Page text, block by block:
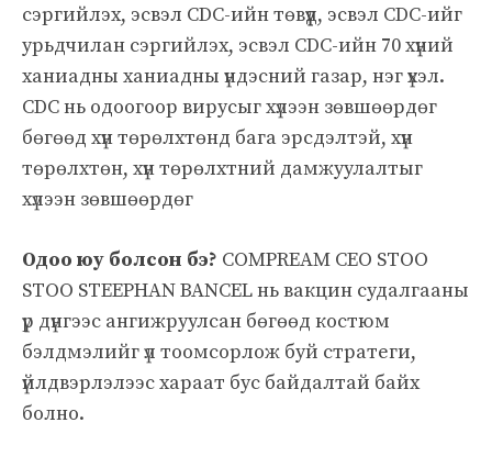
сэргийлэх, эсвэл CDC-ийн төвүүд, эсвэл CDC-ийг
урьдчилан сэргийлэх, эсвэл CDC-ийн 70 хүний ​​
ханиадны ханиадны үндэсний газар, нэг үхэл.
CDC нь одоогоор вирусыг хүлээн зөвшөөрдөг
бөгөөд хүн төрөлхтөнд бага эрсдэлтэй, хүн
төрөлхтөн, хүн төрөлхтний дамжуулалтыг
хүлээн зөвшөөрдөг
Одоо юу болсон бэ? COMPREAM CEO STOO
STOO STEEPHAN BANCEL нь вакцин судалгааны
үр дүнгээс ангижруулсан бөгөөд костюм
бэлдмэлийг үл тоомсорлож буй стратеги,
үйлдвэрлэлээс хараат бус байдалтай байх
болно.